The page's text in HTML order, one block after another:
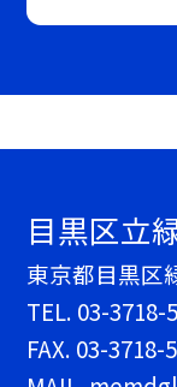
目黒区立
東京都目黒区
TEL. 03-3718-
FAX. 03-3718-